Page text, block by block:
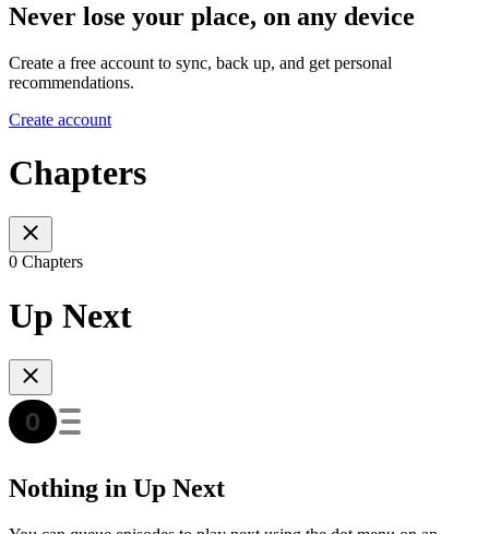
Never lose your place, on any device
Create a free account to sync, back up, and get personal
recommendations.
Create account
Chapters
0 Chapters
Up Next
Nothing in Up Next